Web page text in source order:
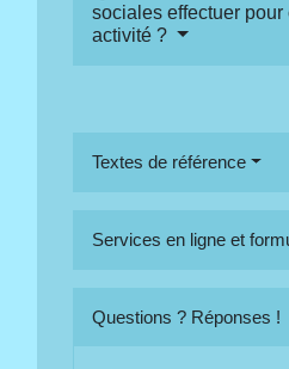
sociales effectuer pour
activité ?
Textes de référence
Services en ligne et
Questions ? Réponses !